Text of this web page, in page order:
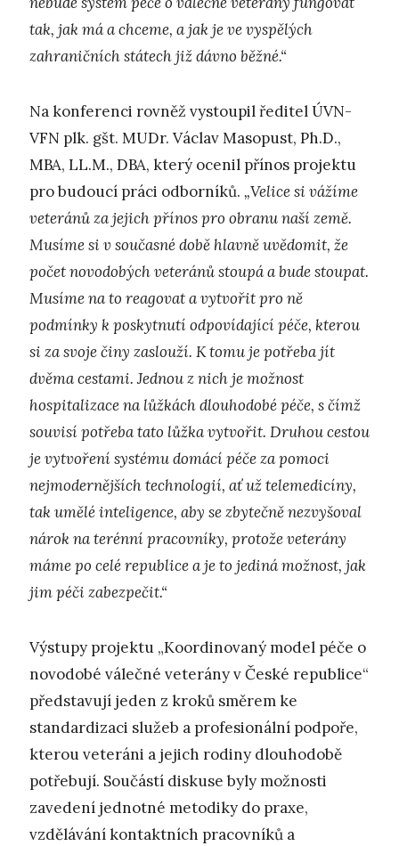
tak, jak má a chceme, a jak je ve vyspělých
zahraničních státech již dávno běžné.“
Na konferenci rovněž vystoupil ředitel ÚVN-
VFN plk. gšt. MUDr. Václav Masopust, Ph.D.,
MBA, LL.M., DBA, který ocenil přínos projektu
pro budoucí práci odborníků. „Velice si vážíme
veteránů za jejich přínos pro obranu naší země.
Musíme si v současné době hlavně uvědomit, že
počet novodobých veteránů stoupá a bude stoupat.
Musíme na to reagovat a vytvořit pro ně
podmínky k poskytnutí odpovídající péče, kterou
si za svoje činy zaslouží. K tomu je potřeba jít
dvěma cestami. Jednou z nich je možnost
hospitalizace na lůžkách dlouhodobé péče, s čímž
souvisí potřeba tato lůžka vytvořit. Druhou cestou
je vytvoření systému domácí péče za pomoci
nejmodernějších technologií, ať už telemedicíny,
tak umělé inteligence, aby se zbytečně nezvyšoval
nárok na terénní pracovníky, protože veterány
máme po celé republice a je to jediná možnost, jak
jim péči zabezpečit.“
Výstupy projektu „Koordinovaný model péče o
novodobé válečné veterány v České republice“
představují jeden z kroků směrem ke
standardizaci služeb a profesionální podpoře,
kterou veteráni a jejich rodiny dlouhodobě
potřebují. Součástí diskuse byly možnosti
zavedení jednotné metodiky do praxe,
vzdělávání kontaktních pracovníků a